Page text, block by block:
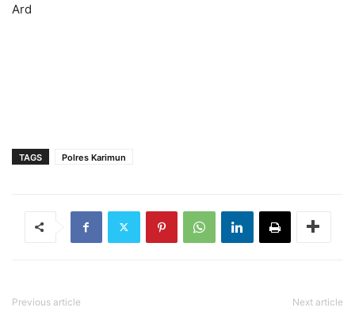
Ard
TAGS Polres Karimun
Previous article Next article